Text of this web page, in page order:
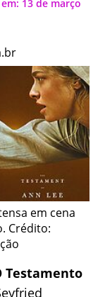
13 de março
em cena
Crédito:
Testamento